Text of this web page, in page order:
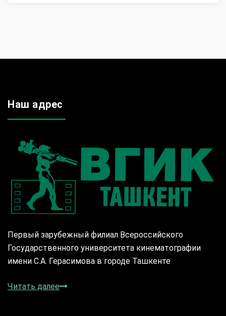
Наш адрес
Первый зарубежный филиал Всероссийского
Государственного университета кинематографии
имени С.А. Герасимова в городе Ташкенте
Читать далее